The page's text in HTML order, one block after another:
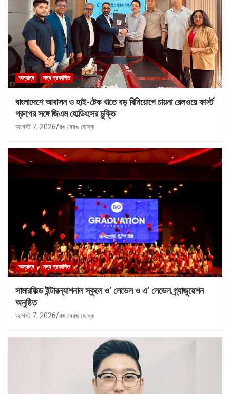
অন্যান্য সদ্য প্রকাশিত
বাংলাদেশে আবাসন ও হাই-টেক খাতে বড় বিনিয়োগে চায়না রেলওয়ে ফার্স্ট
গ্রুপের সঙ্গে জিএম হোল্ডিংসের চুক্তি
আগস্ট 7, 2026 রঙ বেরঙ ডেস্ক
অন্যান্য সদ্য প্রকাশিত
সামারফিল্ড ইন্টারন্যাশনাল স্কুলে ও’ লেভেল ও এ’ লেভেল গ্র্যাজুয়েশন
অনুষ্ঠিত
আগস্ট 7, 2026 রঙ বেরঙ ডেস্ক